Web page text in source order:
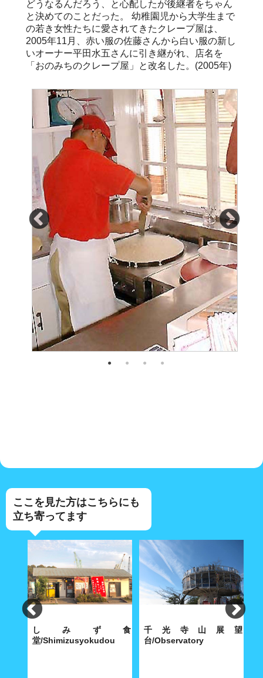
どうなるんだろう、と心配したが後継者をちゃん
と決めてのことだった。 幼稚園児から大学生まで
の若き女性たちに愛されてきたクレープ屋は、
2005年11月、赤い服の佐藤さんから白い服の新し
いオーナー平田水五さんに引き継がれ、店名を
「おのみちのクレープ屋」と改名した。(2005年)
ここを見た方はこちらにも
立ち寄ってます
しみず食
堂/Shimizusyokudou
千光寺山展望
台/Observatory